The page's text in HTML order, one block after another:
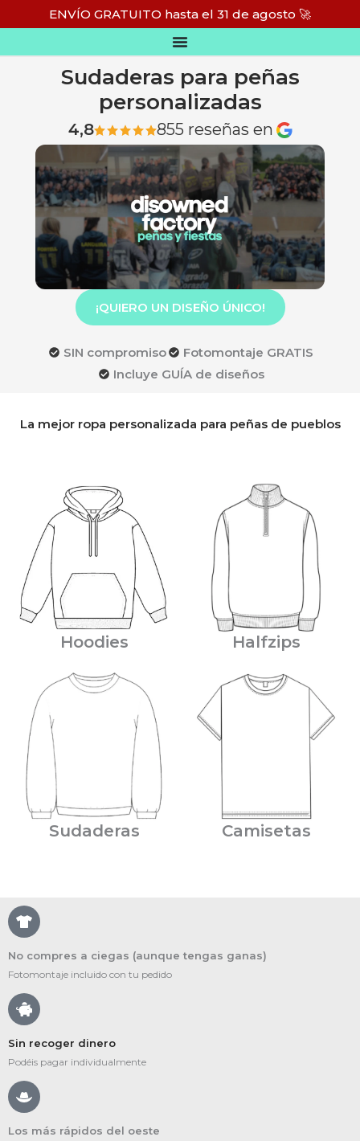
al
contenido
ENVÍO GRATUITO hasta el 31 de agosto 🚀
Sudaderas para peñas
personalizadas
4,8 855 reseñas en
¡QUIERO UN DISEÑO ÚNICO!
SIN compromiso
Fotomontaje GRATIS
Incluye GUÍA de diseños
La mejor ropa personalizada para peñas de pueblos
Hoodies Halfzips
Sudaderas Camisetas
No compres a ciegas (aunque tengas ganas)
Fotomontaje incluido con tu pedido
Sin recoger dinero
Podéis pagar individualmente
Los más rápidos del oeste